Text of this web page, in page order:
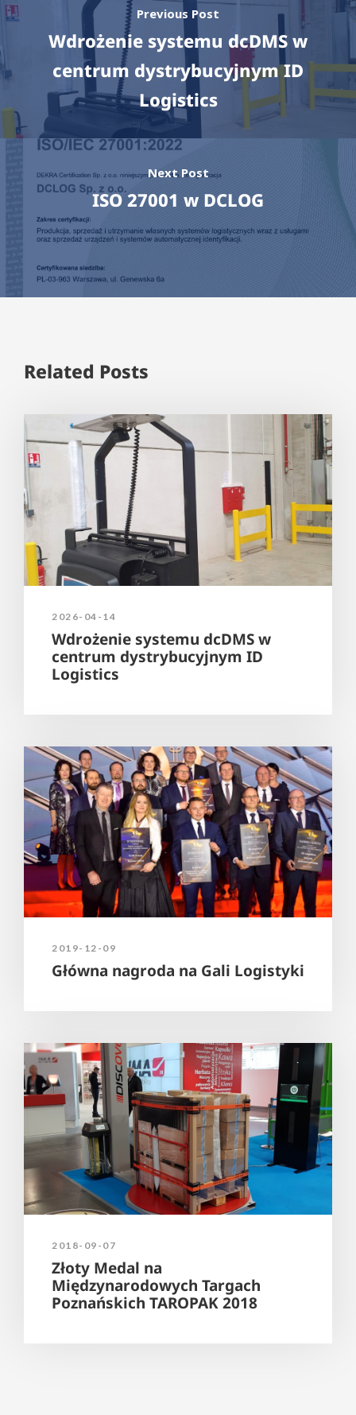
Previous Post
Wdrożenie systemu dcDMS w
centrum dystrybucyjnym ID
Logistics
Next Post
ISO 27001 w DCLOG
Related Posts
2026-04-14
Wdrożenie systemu dcDMS w
centrum dystrybucyjnym ID
Logistics
2019-12-09
Główna nagroda na Gali Logistyki
2018-09-07
Złoty Medal na
Międzynarodowych Targach
Poznańskich TAROPAK 2018